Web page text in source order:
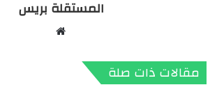
المستقلة بريس
مقالات ذات صلة